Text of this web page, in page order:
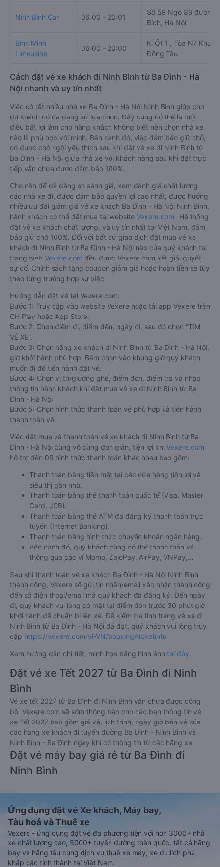
Ninh Bình Car 06:00 - 20:01
Số 59 Ngõ 89 đường
Bích, Hà Nội
Bình Minh
Limousine
06:00 - 20:00
Ki Ốt 1 , Tòa N7 Khu
Đồng Tàu
Cách đặt vé xe khách đi Ninh Bình từ Ba Đình - Hà
Nội nhanh và uy tín nhất
Việc có rất nhiều nhà xe Ba Đình - Hà Nội Ninh Bình giúp cho
du khách có đa dạng sự lựa chọn. Đây cũng có thể là một
điều bất lợi làm cho hàng khách không biết nên chọn nhà xe
nào là phù hợp với mình. Bên cạnh đó, việc đảm bảo giữ chỗ,
có được chỗ ngồi yêu thích sau khi đặt vé xe đi Ninh Bình từ
Ba Đình - Hà Nội giữa nhà xe với khách hàng sau khi đặt trực
tiếp vẫn chưa được đảm bảo 100%.
Cho nên để dễ dàng so sánh giá, xem đánh giá chất lượng
các nhà xe đi, được đảm bảo quyền lợi cao nhất, được hưởng
nhiều ưu đãi giảm giá vé xe khách Ba Đình - Hà Nội Ninh Bình,
hành khách có thể đặt mua tại website Vexere.com- Hệ thống
đặt vé xe khách chất lượng, và uy tín nhất tại Việt Nam, đảm
bảo giữ chỗ 100%. Đối với bất cứ giao dịch đặt mua vé xe
khách đi Ninh Bình từ Ba Đình - Hà Nội nào của quý khách tại
trang web Vexere.com đều được Vexere cam kết giải quyết
sự cố. Chính sách tặng coupon giảm giá hoặc hoàn tiền sẽ tùy
theo từng trường hợp sự việc.
Hướng dẫn đặt vé tại Vexere.com:
Bước 1: Truy cập vào website Vexere hoặc tải app Vexere trên
CH Play hoặc App Store.
Bước 2: Chọn điểm đi, điểm đến, ngày đi, sau đó chọn “TÌM
VÉ XE”.
Bước 3: Chọn hãng xe khách đi Ninh Bình từ Ba Đình - Hà Nội,
giờ khởi hành phù hợp. Bấm chọn vào khung giờ quý khách
muốn đi để tiến hành đặt vé.
Bước 4: Chọn vị trí/giường ghế, điểm đón, điểm trả và nhập
thông tin hành khách khi đặt mua vé xe đi Ninh Bình từ Ba
Đình - Hà Nội
Bước 5: Chọn hình thức thanh toán vé phù hợp và tiến hành
thanh toán vé.
Việc đặt mua và thanh toán vé xe khách đi Ninh Bình từ Ba
Đình - Hà Nội cũng vô cùng đơn giản, tiện lợi khi Vexere.com
hỗ trợ đến 06 hình thức thanh toán khác nhau bao gồm:
Thanh toán bằng tiền mặt tại các cửa hàng tiện lợi và
siêu thị gần nhà.
Thanh toán bằng thẻ thanh toán quốc tế (Visa, Master
Card, JCB).
Thanh toán bằng thẻ ATM đã đăng ký thanh toán trực
tuyến (Internet Banking).
Thanh toán bằng hình thức chuyển khoản ngân hàng.
Bên cạnh đó, quý khách cũng có thể thanh toán vé
thông qua các ví Momo, ZaloPay, AirPay, VNPay,…
Sau khi thanh toán vé xe khách Ba Đình - Hà Nội Ninh Bình
thành công, Vexere sẽ gửi tin nhắn/email xác nhận thành công
đến số điện thoại/email mà quý khách đã đăng ký. Đến ngày
đi, quý khách vui lòng có mặt tại điểm đón trước 30 phút giờ
khởi hành để chuẩn bị lên xe. Để kiểm tra tình trạng vé xe đi
Ninh Bình từ Ba Đình - Hà Nội đã đặt, quý khách vui lòng truy
cập https://vexere.com/vi-VN/booking/ticketinfo
Xem hướng dẫn chi tiết, minh họa bằng hình ảnh tại đây.
Đặt vé xe Tết 2027 từ Ba Đình đi Ninh
Bình
Vé xe tết 2027 từ Ba Đình đi Ninh Bình vẫn chưa được công
bố. Vexere.com sẽ sớm thông báo cho các bạn thông tin vé
xe Tết 2027 bao gồm giá vé, lịch trình, ngày giờ bán vé của
các hãng xe khách đi tuyến đường Ba Đình - Ninh Bình và
Ninh Bình - Ba Đình ngay khi có thông tin từ các hãng xe.
Đặt vé máy bay giá rẻ từ Ba Đình đi
Ninh Bình
Ứng dụng đặt vé Xe khách, Máy bay,
Tàu hoả và Thuê xe
Vexere - ứng dụng đặt vé đa phương tiện với hơn 3000+ nhà
xe chất lượng cao, 5000+ tuyến đường toàn quốc, tất cả hãng
bay và hãng tàu cùng dịch vụ thuê xe máy, xe du lịch phủ
khắp các tỉnh thành tại Việt Nam.